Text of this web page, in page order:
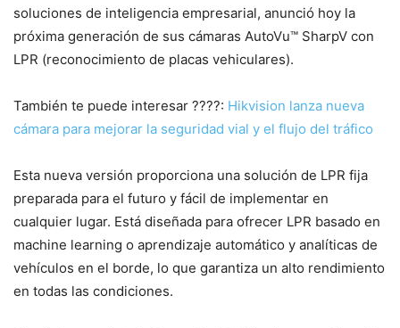
soluciones de inteligencia empresarial, anunció hoy la
próxima generación de sus cámaras AutoVu™ SharpV con
LPR (reconocimiento de placas vehiculares).
También te puede interesar ????: Hikvision lanza nueva
cámara para mejorar la seguridad vial y el flujo del tráfico
Esta nueva versión proporciona una solución de LPR fija
preparada para el futuro y fácil de implementar en
cualquier lugar. Está diseñada para ofrecer LPR basado en
machine learning o aprendizaje automático y analíticas de
vehículos en el borde, lo que garantiza un alto rendimiento
en todas las condiciones.